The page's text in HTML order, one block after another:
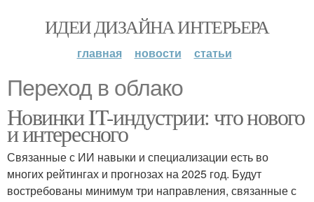
ИДЕИ ДИЗАЙНА ИНТЕРЬЕРА
главная новости статьи
Переход в облако
Новинки IT-индустрии: что нового
и интересного
Связанные с ИИ навыки и специализации есть во
многих рейтингах и прогнозах на 2025 год. Будут
востребованы минимум три направления, связанные с